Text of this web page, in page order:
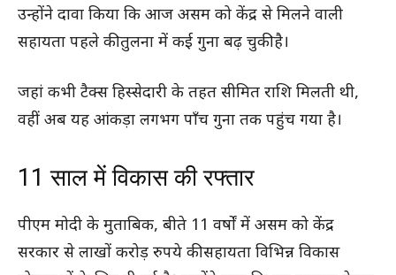
उन्होंने दावा किया कि आज असम को केंद्र से मिलने वाली
सहायता पहले की तुलना में कई गुना बढ़ चुकी है।
जहां कभी टैक्स हिस्सेदारी के तहत सीमित राशि मिलती थी,
वहीं अब यह आंकड़ा लगभग पाँच गुना तक पहुंच गया है।
11 साल में विकास की रफ्तार
पीएम मोदी के मुताबिक, बीते 11 वर्षों में असम को केंद्र
सरकार से लाखों करोड़ रुपये की सहायता विभिन्न विकास